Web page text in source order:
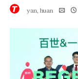
yan, huan